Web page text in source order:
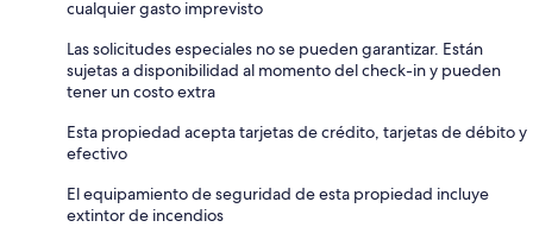
cualquier gasto imprevisto
Las solicitudes especiales no se pueden garantizar. Están
sujetas a disponibilidad al momento del check-in y pueden
tener un costo extra
Esta propiedad acepta tarjetas de crédito, tarjetas de débito y
efectivo
El equipamiento de seguridad de esta propiedad incluye
extintor de incendios